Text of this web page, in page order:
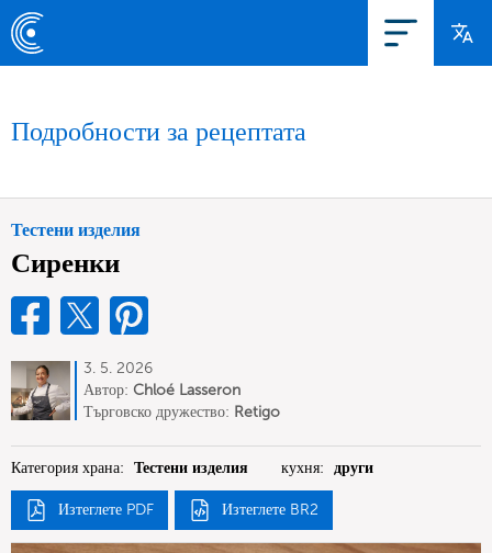
Подробности за рецептата
Тестени изделия
Сиренки
3. 5. 2026
Автор: Chloé Lasseron
Търговско дружество: Retigo
Категория храна: Тестени изделия кухня: други
Изтеглете PDF Изтеглете BR2